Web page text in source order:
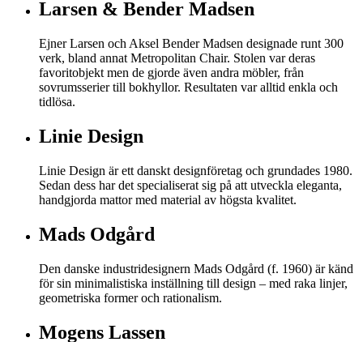
Larsen & Bender Madsen
Ejner Larsen och Aksel Bender Madsen designade runt 300
verk, bland annat Metropolitan Chair. Stolen var deras
favoritobjekt men de gjorde även andra möbler, från
sovrumsserier till bokhyllor. Resultaten var alltid enkla och
tidlösa.
Linie Design
Linie Design är ett danskt designföretag och grundades 1980.
Sedan dess har det specialiserat sig på att utveckla eleganta,
handgjorda mattor med material av högsta kvalitet.
Mads Odgård
Den danske industridesignern Mads Odgård (f. 1960) är känd
för sin minimalistiska inställning till design – med raka linjer,
geometriska former och rationalism.
Mogens Lassen